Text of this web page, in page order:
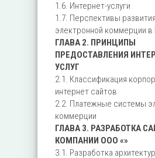
1.6. Интернет-услуги
1.7. Перспективы развития
электронной коммерции в
ГЛАВА 2. ПРИНЦИПЫ
ПРЕДОСТАВЛЕНИЯ
УСЛУГ
2.1. Классификация
интернет сайтов
2.2. Платежные системы
коммерции
ГЛАВА 3. РАЗРАБОТКА
КОМПАНИИ ООО «»
3.1. Разработка